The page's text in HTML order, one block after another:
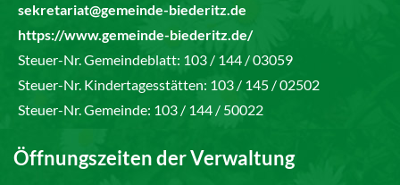
sekretariat@gemeinde-biederitz.de
https://www.gemeinde-biederitz.de/
Steuer-Nr. Gemeindeblatt: 103 / 144 / 03059
Steuer-Nr. Kindertagesstätten: 103 / 145 / 02502
Steuer-Nr. Gemeinde: 103 / 144 / 50022
Öffnungszeiten der Verwaltung